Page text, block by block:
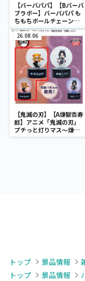
【バーバパパ】【Bバーバ
ブラボー】バーバパパ も
ちもちボールチェーン付
きぬいぐるみ
26.08.06
【鬼滅の刃】【A煉獄杏寿
郎】アニメ「鬼滅の刃」
プチっと灯りマス～煉獄
杏寿郎・胡蝶しのぶ～
トップ 景品情報
トップ
景品情報